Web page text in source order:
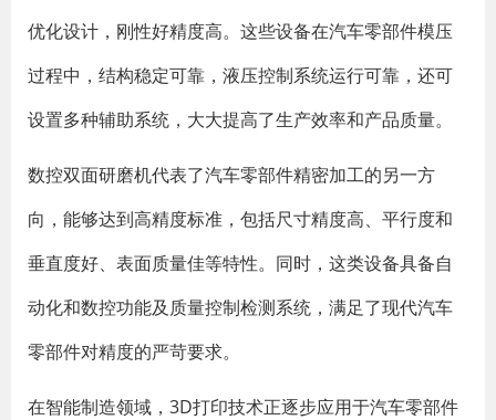
优化设计，刚性好精度高。这些设备在汽车零部件模压
过程中，结构稳定可靠，液压控制系统运行可靠，还可
设置多种辅助系统，大大提高了生产效率和产品质量。
数控双面研磨机代表了汽车零部件精密加工的另一方
向，能够达到高精度标准，包括尺寸精度高、平行度和
垂直度好、表面质量佳等特性。同时，这类设备具备自
动化和数控功能及质量控制检测系统，满足了现代汽车
零部件对精度的严苛要求。
在智能制造领域，3D打印技术正逐步应用于汽车零部件